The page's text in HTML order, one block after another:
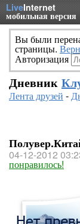
LiveInternet
мобильная версия
Вы были
страницы.
Авторизация
Дневник
Лента друзей -
04-12-2012
понравилось!